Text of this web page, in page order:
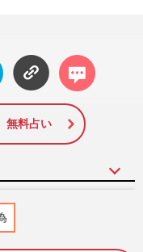
コメン
ト
無料占い
〈42歳のバースデ
、中丸雄一も参加！